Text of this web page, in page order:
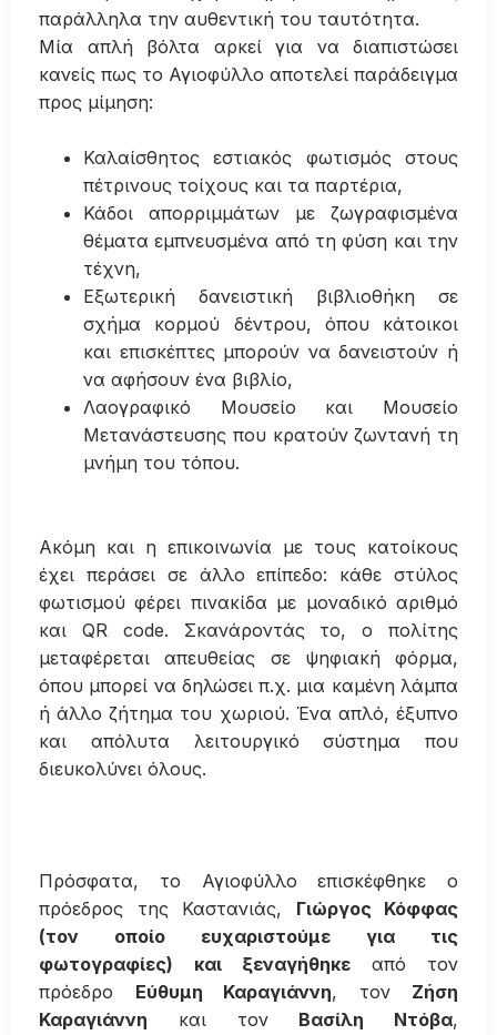
παράλληλα την αυθεντική του ταυτότητα.
Μία απλή βόλτα αρκεί για να διαπιστώσει
κανείς πως το Αγιοφύλλο αποτελεί παράδειγμα
προς μίμηση:
Καλαίσθητος εστιακός φωτισμός στους
πέτρινους τοίχους και τα παρτέρια,
Κάδοι απορριμμάτων με ζωγραφισμένα
θέματα εμπνευσμένα από τη φύση και την
τέχνη,
Εξωτερική δανειστική βιβλιοθήκη σε
σχήμα κορμού δέντρου, όπου κάτοικοι
και επισκέπτες μπορούν να δανειστούν ή
να αφήσουν ένα βιβλίο,
Λαογραφικό Μουσείο και Μουσείο
Μετανάστευσης που κρατούν ζωντανή τη
μνήμη του τόπου.
Ακόμη και η επικοινωνία με τους κατοίκους
έχει περάσει σε άλλο επίπεδο: κάθε στύλος
φωτισμού φέρει πινακίδα με μοναδικό αριθμό
και QR code. Σκανάροντάς το, ο πολίτης
μεταφέρεται απευθείας σε ψηφιακή φόρμα,
όπου μπορεί να δηλώσει π.χ. μια καμένη λάμπα
ή άλλο ζήτημα του χωριού. Ένα απλό, έξυπνο
και απόλυτα λειτουργικό σύστημα που
διευκολύνει όλους.
Πρόσφατα, το Αγιοφύλλο επισκέφθηκε ο
πρόεδρος της Καστανιάς, Γιώργος Κόφφας
(τον οποίο ευχαριστούμε για τις
φωτογραφίες) και ξεναγήθηκε από τον
πρόεδρο Εύθυμη Καραγιάννη, τον Ζήση
Καραγιάννη και τον Βασίλη Ντόβα,